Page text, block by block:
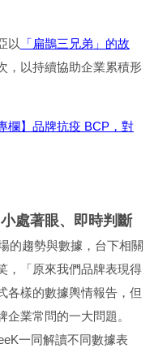
以 「扁鵲三兄弟」的故
，以持續協助企業累積形
欄】品牌抗疫 BCP，對
處著眼、即時判斷
的趨勢與數據，台下相關
，「原來我們品牌表現得
各樣的數據輿情報告，但
業常問的一大問題。
一同解讀不同數據表